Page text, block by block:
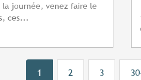
journée, venez faire le
ces...
1 2 3